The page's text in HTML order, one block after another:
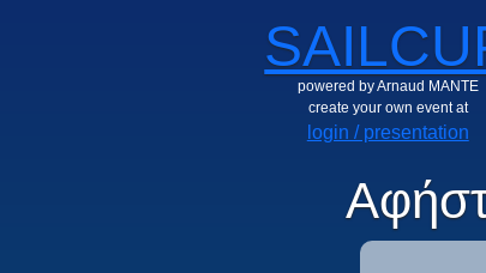
powered by Arnaud MANTE
create your own event at
login / presentation